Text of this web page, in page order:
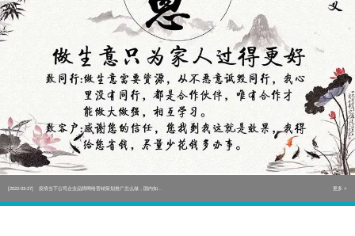
[2022-05-29] 实体门店如何做网络推广吸引客户，实体店网络营销技巧... 更多 >
[2022-05-04] 污水处理设备厂家产品如何做网络推广（污水处理项目网... 更多 >
[2022-03-27] 疫情当下公司企业品牌网络营销策划推广怎么做，国内知... 更多 >